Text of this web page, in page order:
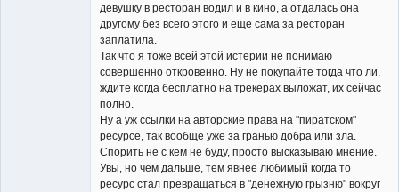
девушку в ресторан водил и в кино, а отдалась она
другому без всего этого и еще сама за ресторан
заплатила.
Так что я тоже всей этой истерии не понимаю
совершенно откровенно. Ну не покупайте тогда что ли,
ждите когда бесплатно на трекерах выложат, их сейчас
полно.
Ну а уж ссылки на авторские права на "пиратском"
ресурсе, так вообще уже за гранью добра или зла.
Спорить не с кем не буду, просто высказываю мнение.
Увы, но чем дальше, тем явнее любимый когда то
ресурс стал превращаться в "денежную грызню" вокруг